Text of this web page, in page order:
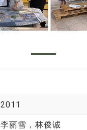
2011
李丽雪 ，林俊诚